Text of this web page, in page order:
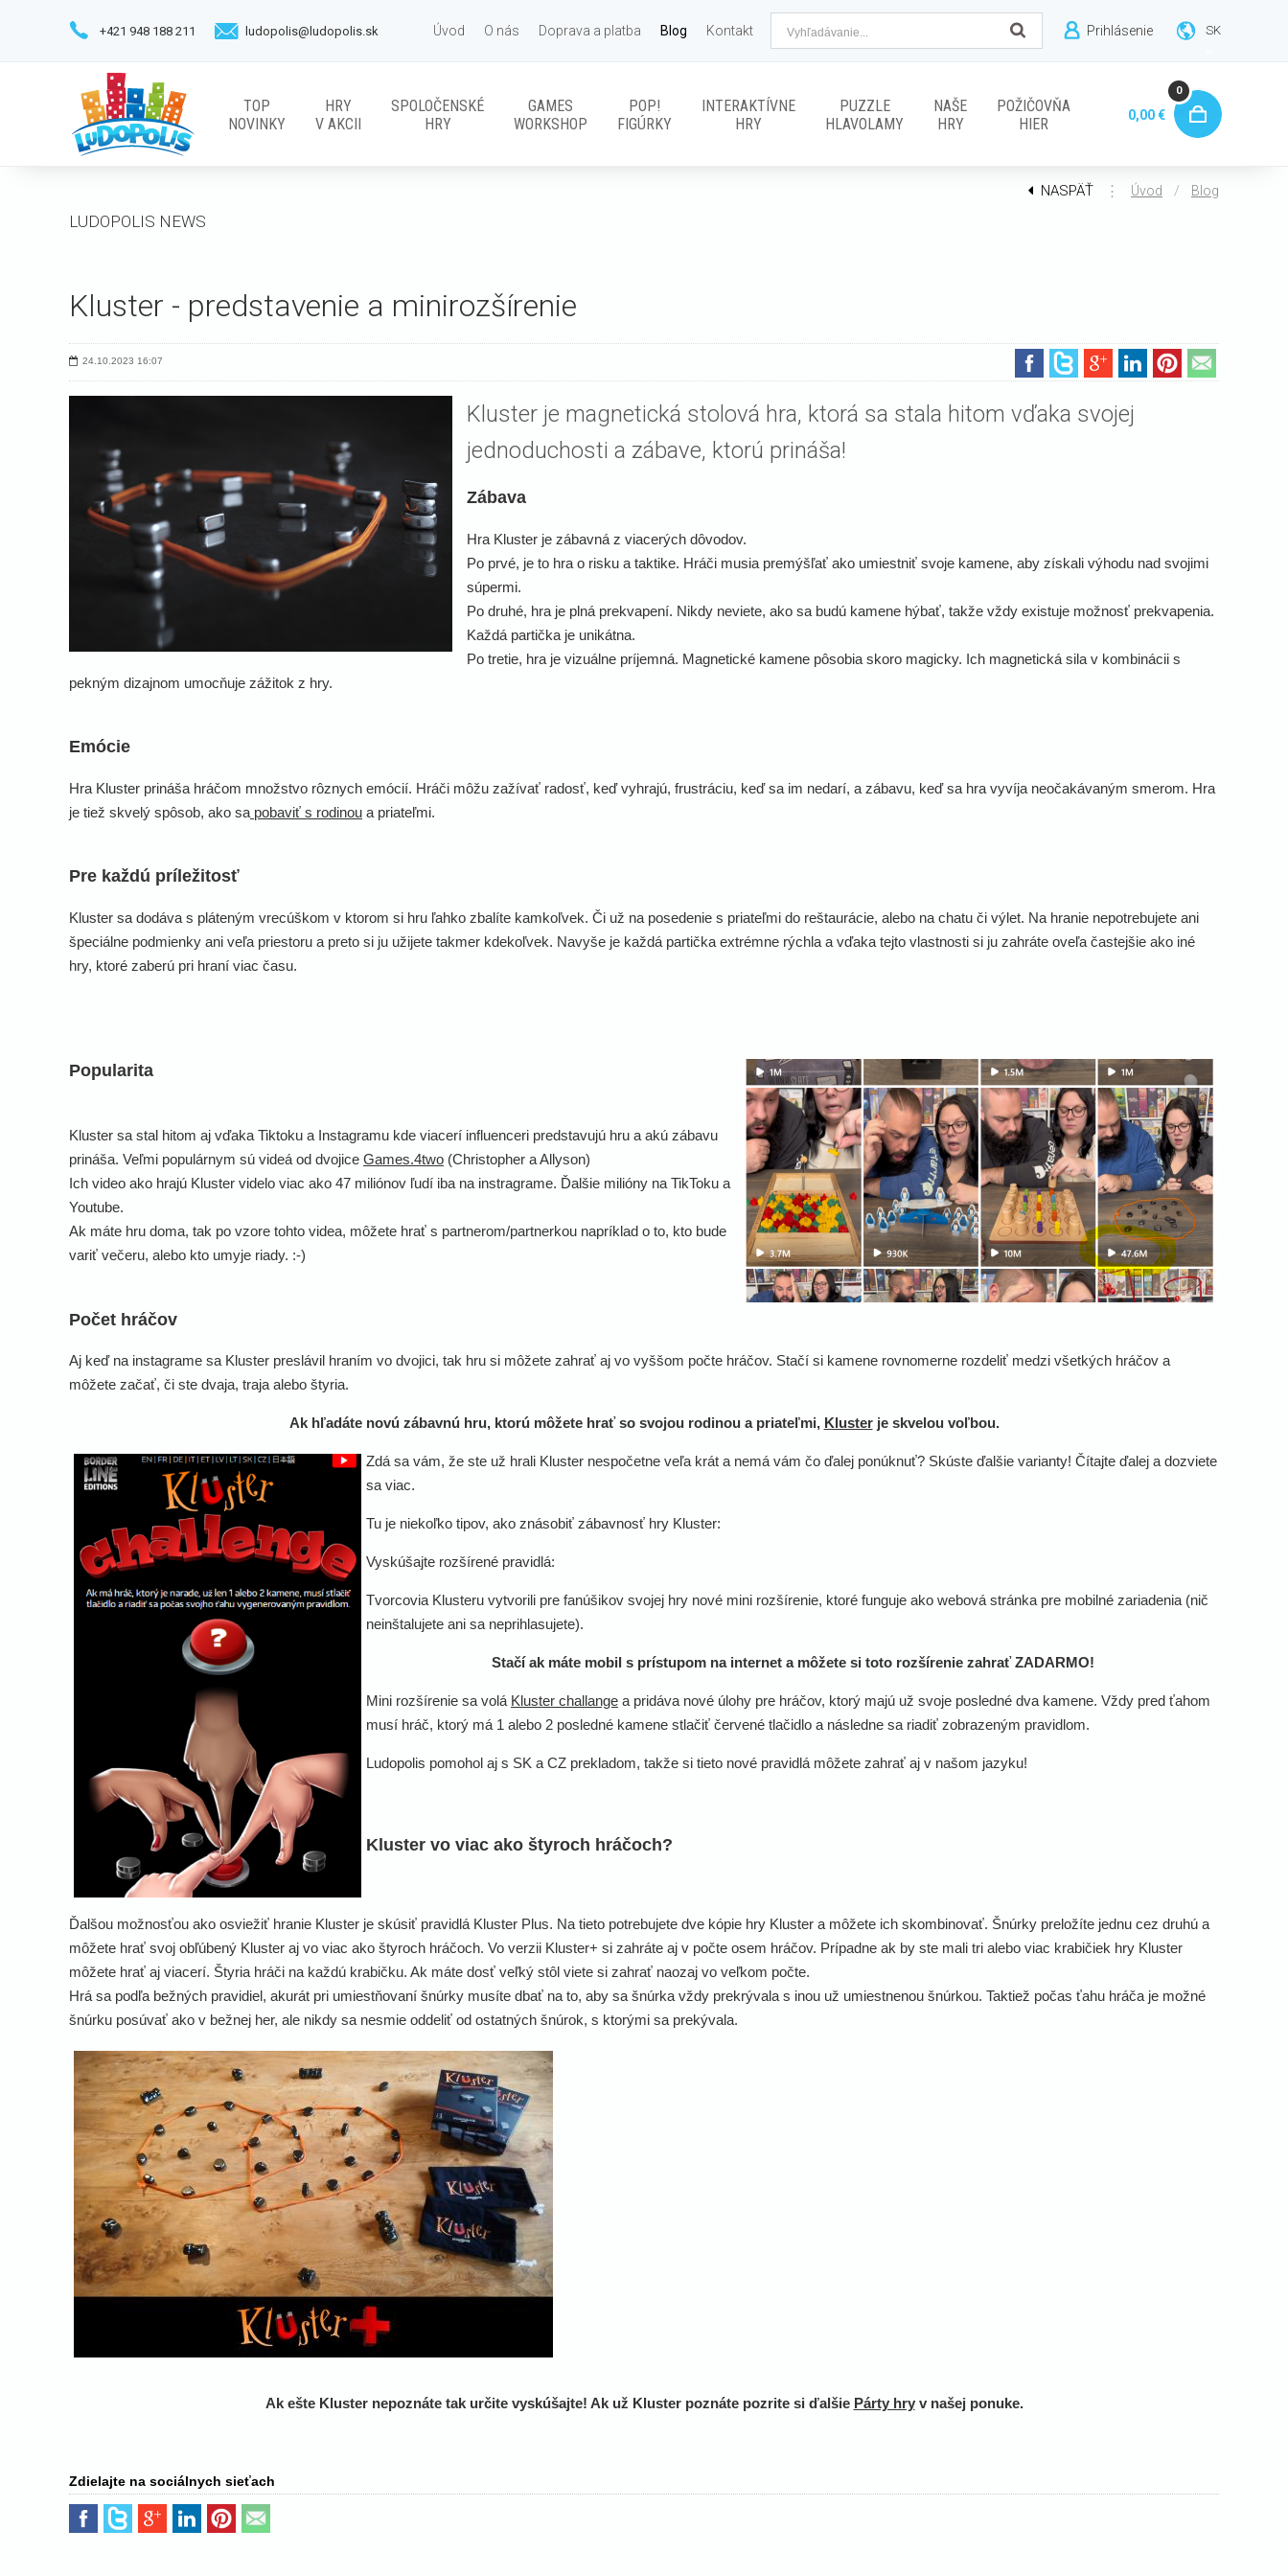
SK
Úvod O nás Doprava a platba Blog Kontakt
TOP
NOVINKY
HRY
V AKCII
SPOLOČENSKÉ
HRY
GAMES
WORKSHOP
POP!
FIGÚRKY
INTERAKTÍVNE
HRY
PUZZLE
HLAVOLAMY
NAŠE
HRY
POŽIČOVŇA
HIER
Prihlásenie
+421 948 188 211 ludopolis@ludopolis.sk
0,00 €
0
NASPÄŤ ⋮ Úvod / Blog
LUDOPOLIS NEWS
Kluster - predstavenie a minirozšírenie
24.10.2023 16:07
Kluster je magnetická stolová hra, ktorá sa stala hitom vďaka svojej
jednoduchosti a zábave, ktorú prináša!
Zábava
Hra Kluster je zábavná z viacerých dôvodov.
Po prvé, je to hra o risku a taktike. Hráči musia premýšľať ako umiestniť svoje kamene, aby získali výhodu nad svojimi
súpermi.
Po druhé, hra je plná prekvapení. Nikdy neviete, ako sa budú kamene hýbať, takže vždy existuje možnosť prekvapenia.
Každá partička je unikátna.
Po tretie, hra je vizuálne príjemná. Magnetické kamene pôsobia skoro magicky. Ich magnetická sila v kombinácii s
pekným dizajnom umocňuje zážitok z hry.
Emócie
Hra Kluster prináša hráčom množstvo rôznych emócií. Hráči môžu zažívať radosť, keď vyhrajú, frustráciu, keď sa im nedarí, a zábavu, keď sa hra vyvíja neočakávaným smerom. Hra
je tiež skvelý spôsob, ako sa pobaviť s rodinou a priateľmi.
Pre každú príležitosť
Kluster sa dodáva s pláteným vrecúškom v ktorom si hru ľahko zbalíte kamkoľvek. Či už na posedenie s priateľmi do reštaurácie, alebo na chatu či výlet. Na hranie nepotrebujete ani
špeciálne podmienky ani veľa priestoru a preto si ju užijete takmer kdekoľvek. Navyše je každá partička extrémne rýchla a vďaka tejto vlastnosti si ju zahráte oveľa častejšie ako iné
hry, ktoré zaberú pri hraní viac času.
Popularita
Kluster sa stal hitom aj vďaka Tiktoku a Instagramu kde viacerí influenceri predstavujú hru a akú zábavu
prináša. Veľmi populárnym sú videá od dvojice Games.4two (Christopher a Allyson)
Ich video ako hrajú Kluster videlo viac ako 47 miliónov ľudí iba na instragrame. Ďalšie milióny na TikToku a
Youtube.
Ak máte hru doma, tak po vzore tohto videa, môžete hrať s partnerom/partnerkou napríklad o to, kto bude
variť večeru, alebo kto umyje riady. :-)
Počet hráčov
Aj keď na instagrame sa Kluster preslávil hraním vo dvojici, tak hru si môžete zahrať aj vo vyššom počte hráčov. Stačí si kamene rovnomerne rozdeliť medzi všetkých hráčov a
môžete začať, či ste dvaja, traja alebo štyria.
Ak hľadáte novú zábavnú hru, ktorú môžete hrať so svojou rodinou a priateľmi, Klusterje skvelou voľbou.
Zdá sa vám, že ste už hrali Kluster nespočetne veľa krát a nemá vám čo ďalej ponúknuť? Skúste ďalšie varianty! Čítajte ďalej a dozviete
sa viac.
Tu je niekoľko tipov, ako znásobiť zábavnosť hry Kluster:
Vyskúšajte rozšírené pravidlá:
Tvorcovia Klusteru vytvorili pre fanúšikov svojej hry nové mini rozšírenie, ktoré funguje ako webová stránka pre mobilné zariadenia (nič
neinštalujete ani sa neprihlasujete).
Stačí ak máte mobil s prístupom na internet a môžete si toto rozšírenie zahrať ZADARMO!
Mini rozšírenie sa volá Kluster challange a pridáva nové úlohy pre hráčov, ktorý majú už svoje posledné dva kamene. Vždy pred ťahom
musí hráč, ktorý má 1 alebo 2 posledné kamene stlačiť červené tlačidlo a následne sa riadiť zobrazeným pravidlom.
Ludopolis pomohol aj s SK a CZ prekladom, takže si tieto nové pravidlá môžete zahrať aj v našom jazyku!
Kluster vo viac ako štyroch hráčoch?
Ďalšou možnosťou ako osviežiť hranie Kluster je skúsiť pravidlá Kluster Plus. Na tieto potrebujete dve kópie hry Kluster a môžete ich skombinovať. Šnúrky preložíte jednu cez druhú a
môžete hrať svoj obľúbený Kluster aj vo viac ako štyroch hráčoch. Vo verzii Kluster+ si zahráte aj v počte osem hráčov. Prípadne ak by ste mali tri alebo viac krabičiek hry Kluster
môžete hrať aj viacerí. Štyria hráči na každú krabičku. Ak máte dosť veľký stôl viete si zahrať naozaj vo veľkom počte.
Hrá sa podľa bežných pravidiel, akurát pri umiestňovaní šnúrky musíte dbať na to, aby sa šnúrka vždy prekrývala s inou už umiestnenou šnúrkou. Taktiež počas ťahu hráča je možné
šnúrku posúvať ako v bežnej her, ale nikdy sa nesmie oddeliť od ostatných šnúrok, s ktorými sa prekývala.
Ak ešte Kluster nepoznáte tak určite vyskúšajte! Ak už Kluster poznáte pozrite si ďalšie Párty hryv našej ponuke.
Zdielajte na sociálnych sieťach